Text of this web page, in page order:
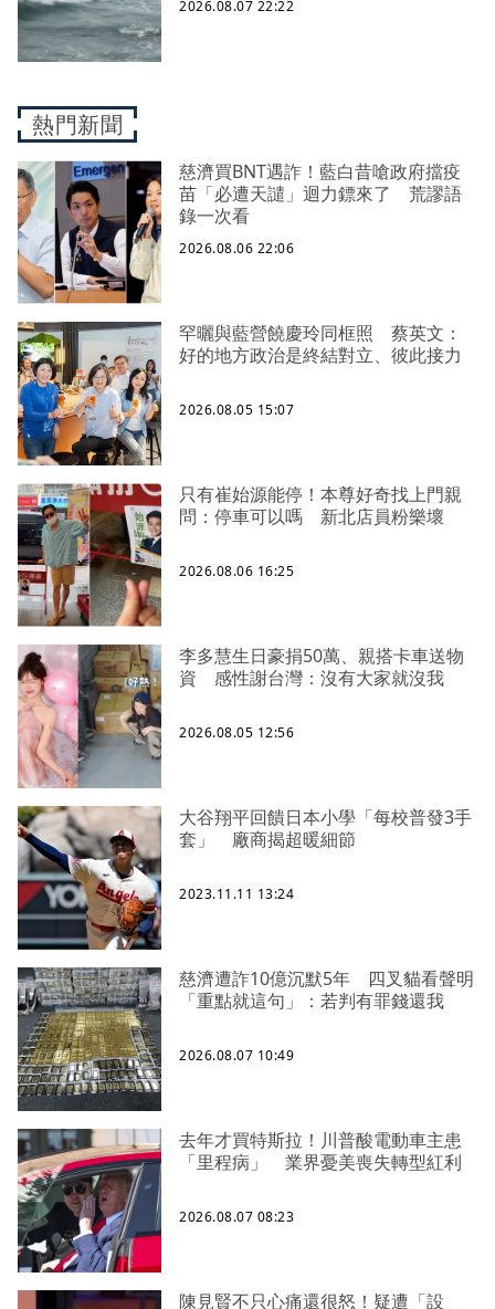
2026.08.07 22:22
熱門新聞
慈濟買BNT遇詐！藍白昔嗆政府擋疫
苗「必遭天譴」迴力鏢來了 荒謬語
錄一次看
2026.08.06 22:06
罕曬與藍營饒慶玲同框照 蔡英文：
好的地方政治是終結對立、彼此接力
2026.08.05 15:07
只有崔始源能停！本尊好奇找上門親
問：停車可以嗎 新北店員粉樂壞
2026.08.06 16:25
李多慧生日豪捐50萬、親搭卡車送物
資 感性謝台灣：沒有大家就沒我
2026.08.05 12:56
大谷翔平回饋日本小學「每校普發3手
套」 廠商揭超暖細節
2023.11.11 13:24
慈濟遭詐10億沉默5年 四叉貓看聲明
「重點就這句」：若判有罪錢還我
2026.08.07 10:49
去年才買特斯拉！川普酸電動車主患
「里程病」 業界憂美喪失轉型紅利
2026.08.07 08:23
陳見賢不只心痛還很怒！疑遭「設